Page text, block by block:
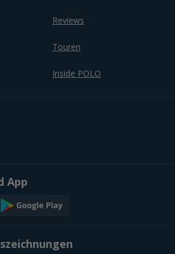
Reviews
Touren
Inside POLO
App